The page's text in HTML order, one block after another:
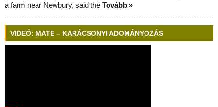
a farm near Newbury, said the Tovább »
VIDEÓ: MATE – KARÁCSONYI ADOMÁNYOZÁS